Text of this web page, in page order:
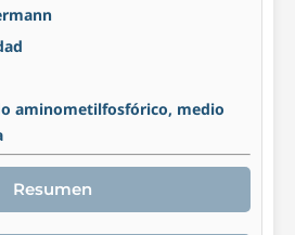
aminometilfosfórico, medio
Resumen